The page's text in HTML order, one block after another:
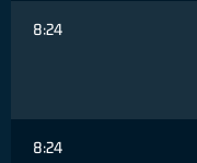
8:24
8:24